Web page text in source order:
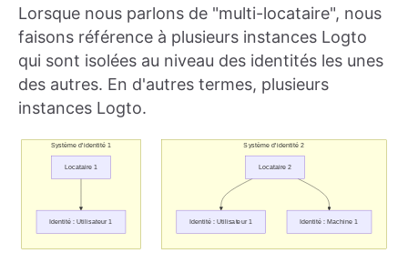
Lorsque nous parlons de "multi-locataire", nous
faisons référence à plusieurs instances Logto
qui sont isolées au niveau des identités les unes
des autres. En d'autres termes, plusieurs
instances Logto.